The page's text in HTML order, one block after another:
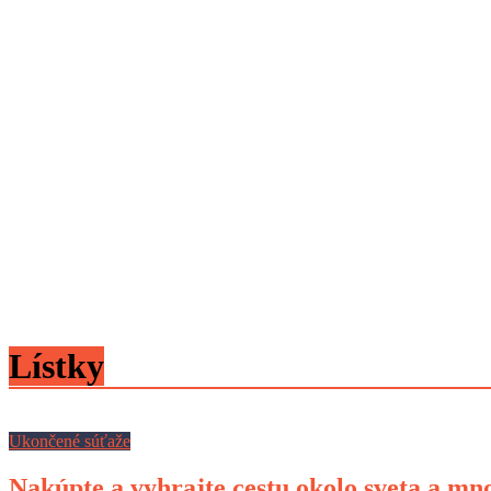
Lístky
Ukončené súťaže